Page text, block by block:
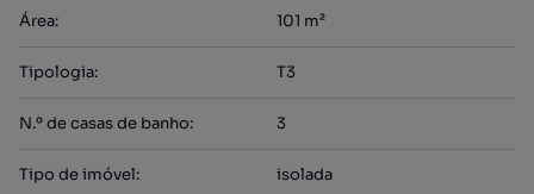
Área: 101 m²
Tipologia: T3
N.º de casas de banho: 3
Tipo de imóvel: isolada